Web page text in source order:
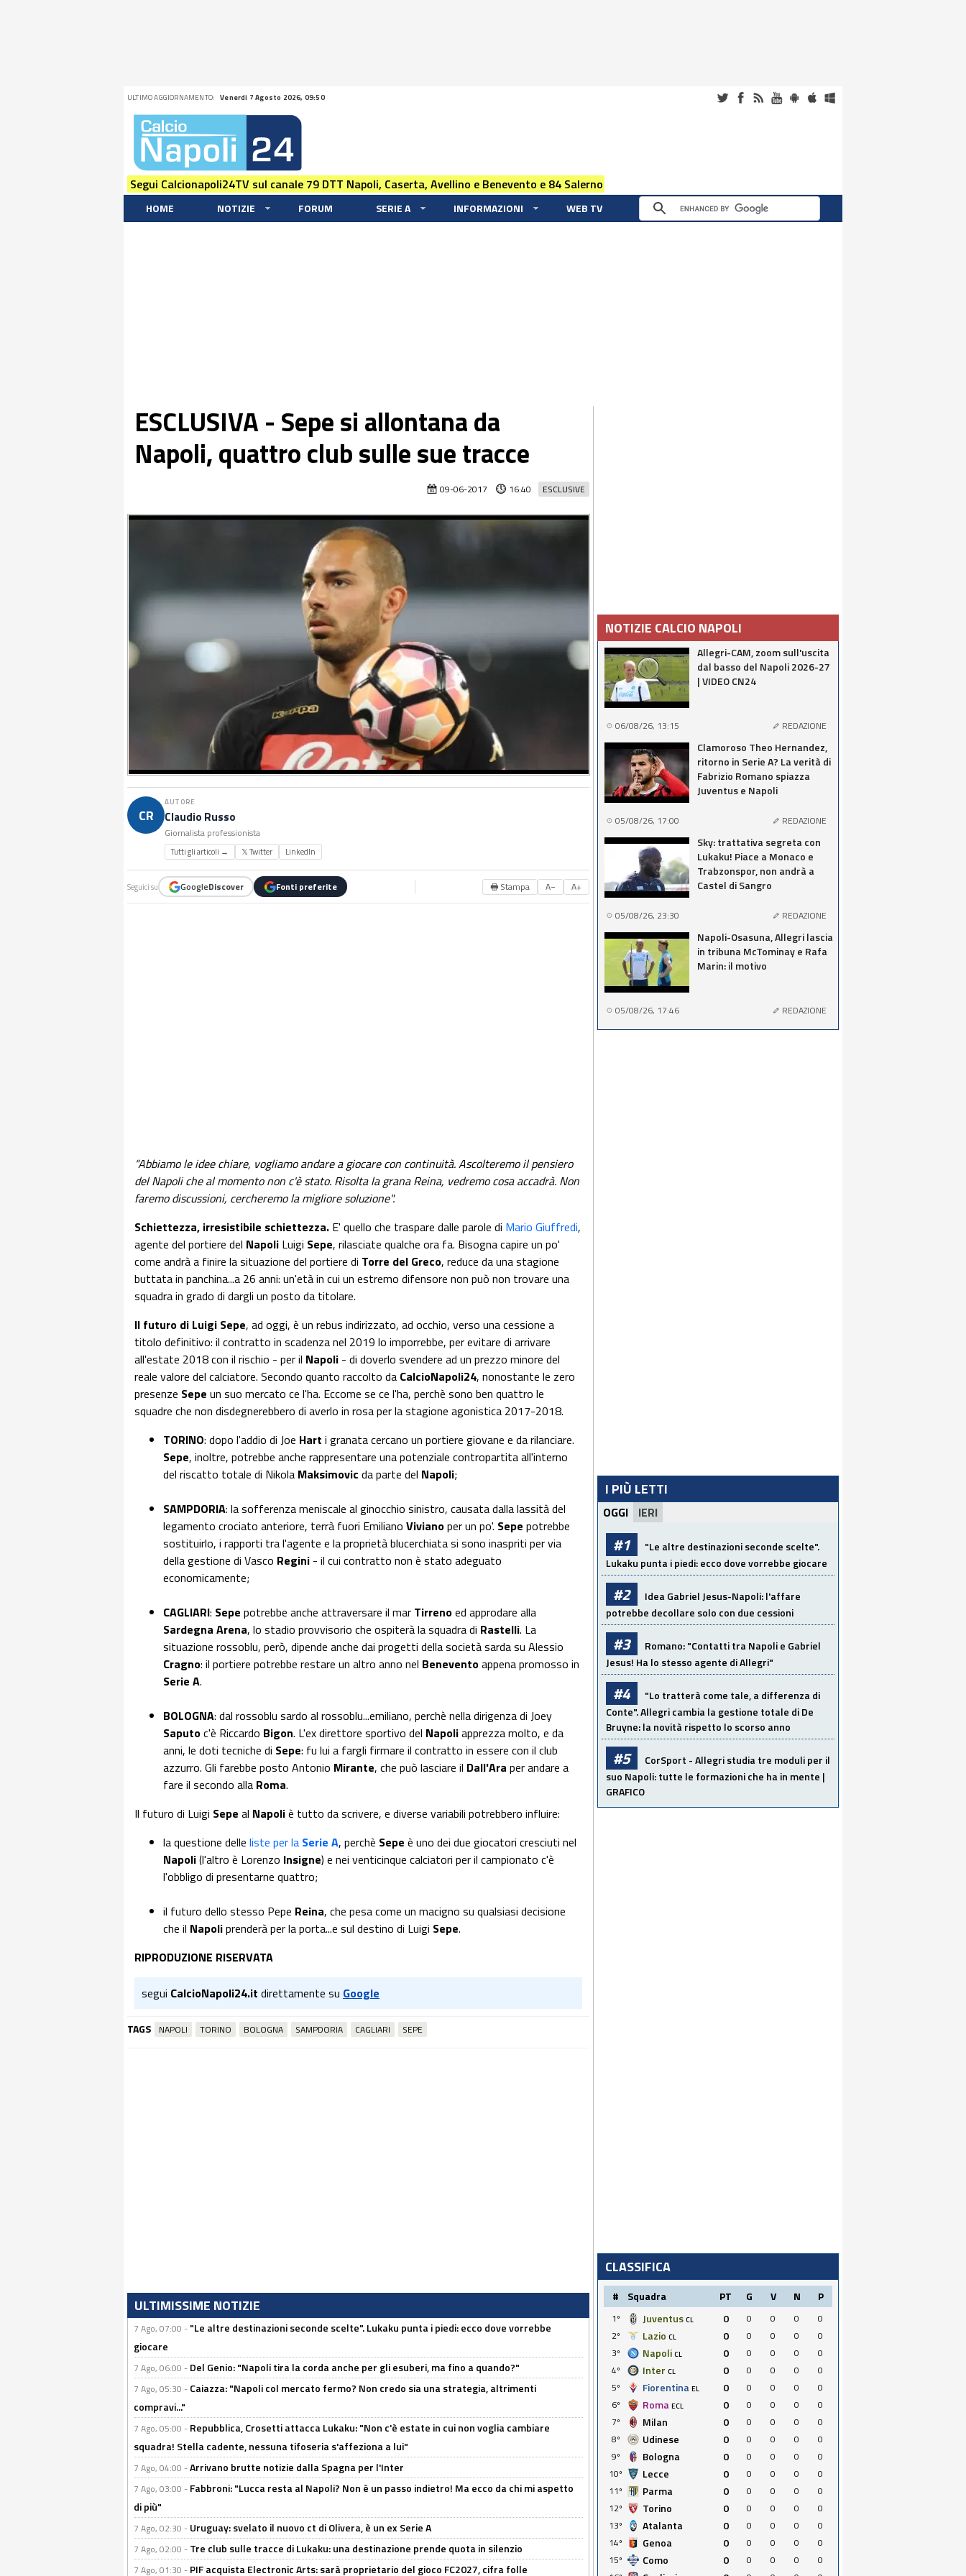
ULTIMO AGGIORNAMENTO: Venerdi 7 Agosto 2026, 09:50
Segui Calcionapoli24TV sul canale 79 DTT Napoli, Caserta, Avellino e Benevento e 84 Salerno
HOME NOTIZIE FORUM SERIE A INFORMAZIONI WEB TV
ESCLUSIVA - Sepe si allontana da
Napoli, quattro club sulle sue tracce
ESCLUSIVE
09-06-2017 16:40
CR
AUTORE
Claudio Russo
Giornalista professionista
Tutti gli articoli → 𝕏 Twitter LinkedIn
Seguici su GoogleDiscover Fonti preferite 🖶 Stampa A− A+
“Abbiamo le idee chiare, vogliamo andare a giocare con continuità. Ascolteremo il pensiero
del Napoli che al momento non c'è stato. Risolta la grana Reina, vedremo cosa accadrà. Non
faremo discussioni, cercheremo la migliore soluzione".
Schiettezza, irresistibile schiettezza. E' quello che traspare dalle parole di Mario Giuffredi,
agente del portiere del Napoli Luigi Sepe, rilasciate qualche ora fa. Bisogna capire un po'
come andrà a finire la situazione del portiere di Torre del Greco, reduce da una stagione
buttata in panchina...a 26 anni: un'età in cui un estremo difensore non può non trovare una
squadra in grado di dargli un posto da titolare.
Il futuro di Luigi Sepe, ad oggi, è un rebus indirizzato, ad occhio, verso una cessione a
titolo definitivo: il contratto in scadenza nel 2019 lo imporrebbe, per evitare di arrivare
all'estate 2018 con il rischio - per il Napoli - di doverlo svendere ad un prezzo minore del
reale valore del calciatore. Secondo quanto raccolto da CalcioNapoli24, nonostante le zero
presenze Sepe un suo mercato ce l'ha. Eccome se ce l'ha, perchè sono ben quattro le
squadre che non disdegnerebbero di averlo in rosa per la stagione agonistica 2017-2018.
TORINO: dopo l'addio di Joe Hart i granata cercano un portiere giovane e da rilanciare.
Sepe, inoltre, potrebbe anche rappresentare una potenziale contropartita all'interno
del riscatto totale di Nikola Maksimovic da parte del Napoli;
SAMPDORIA: la sofferenza meniscale al ginocchio sinistro, causata dalla lassità del
legamento crociato anteriore, terrà fuori Emiliano Vivianoper un po'. Sepe potrebbe
sostituirlo, i rapporti tra l'agente e la proprietà blucerchiata si sono inaspriti per via
della gestione di Vasco Regini - il cui contratto non è stato adeguato
economicamente;
CAGLIARI: Sepe potrebbe anche attraversare il mar Tirrenoed approdare alla
Sardegna Arena, lo stadio provvisorio che ospiterà la squadra di Rastelli. La
situazione rossoblu, però, dipende anche dai progetti della società sarda su Alessio
Cragno: il portiere potrebbe restare un altro anno nel Beneventoappena promosso in
Serie A.
BOLOGNA: dal rossoblu sardo al rossoblu...emiliano, perchè nella dirigenza di Joey
Saputoc'è Riccardo Bigon. L'ex direttore sportivo del Napoliapprezza molto, e da
anni, le doti tecniche di Sepe: fu lui a fargli firmare il contratto in essere con il club
azzurro. Gli farebbe posto Antonio Mirante, che può lasciare il Dall'Ara per andare a
fare il secondo alla Roma.
Il futuro di Luigi Sepe al Napoliè tutto da scrivere, e diverse variabili potrebbero influire:
la questione delle liste per la Serie A, perchè Sepe è uno dei due giocatori cresciuti nel
Napoli(l'altro è Lorenzo Insigne) e nei venticinque calciatori per il campionato c'è
l'obbligo di presentarne quattro;
il futuro dello stesso Pepe Reina, che pesa come un macigno su qualsiasi decisione
che il Napoliprenderà per la porta...e sul destino di Luigi Sepe.
RIPRODUZIONE RISERVATA
segui CalcioNapoli24.it direttamente su Google
TAGS NAPOLI TORINO BOLOGNA SAMPDORIA CAGLIARI SEPE
ULTIMISSIME NOTIZIE
7 Ago, 07:00 - "Le altre destinazioni seconde scelte". Lukaku punta i piedi: ecco dove vorrebbe
giocare
7 Ago, 06:00 - Del Genio: "Napoli tira la corda anche per gli esuberi, ma fino a quando?"
7 Ago, 05:30 - Caiazza: "Napoli col mercato fermo? Non credo sia una strategia, altrimenti
compravi..."
7 Ago, 05:00 - Repubblica, Crosetti attacca Lukaku: "Non c'è estate in cui non voglia cambiare
squadra! Stella cadente, nessuna tifoseria s'affeziona a lui"
7 Ago, 04:00 -Arrivano brutte notizie dalla Spagna per l'Inter
7 Ago, 03:00 - Fabbroni: "Lucca resta al Napoli? Non è un passo indietro! Ma ecco da chi mi aspetto
di più"
7 Ago, 02:30 - Uruguay: svelato il nuovo ct di Olivera, è un ex Serie A
7 Ago, 02:00 - Tre club sulle tracce di Lukaku: una destinazione prende quota in silenzio
7 Ago, 01:30 - PIF acquista Electronic Arts: sarà proprietario del gioco FC2027, cifra folle
NOTIZIE CALCIO NAPOLI
Allegri-CAM, zoom sull'uscita
dal basso del Napoli 2026-27
| VIDEO CN24
06/08/26, 13:15 REDAZIONE
Clamoroso Theo Hernandez,
ritorno in Serie A? La verità di
Fabrizio Romano spiazza
Juventus e Napoli
05/08/26, 17:00 REDAZIONE
Sky: trattativa segreta con
Lukaku! Piace a Monaco e
Trabzonspor, non andrà a
Castel di Sangro
05/08/26, 23:30 REDAZIONE
Napoli-Osasuna, Allegri lascia
in tribuna McTominay e Rafa
Marin: il motivo
05/08/26, 17:46 REDAZIONE
I PIÙ LETTI
OGGI IERI
#1
"Le altre destinazioni seconde scelte".
Lukaku punta i piedi: ecco dove vorrebbe giocare
#2
Idea Gabriel Jesus-Napoli: l'affare
potrebbe decollare solo con due cessioni
#3
Romano: "Contatti tra Napoli e Gabriel
Jesus! Ha lo stesso agente di Allegri"
#4
"Lo tratterà come tale, a differenza di
Conte". Allegri cambia la gestione totale di De
Bruyne: la novità rispetto lo scorso anno
#5
CorSport - Allegri studia tre moduli per il
suo Napoli: tutte le formazioni che ha in mente |
GRAFICO
CLASSIFICA
# Squadra PT G V N P
1º Juventus CL 0 0 0 0
0
2º
Lazio CL 0 0 0 0
0
3º
Napoli CL 0 0 0 0
0
4º
Inter CL 0 0 0 0
0
5º
Fiorentina EL 0 0 0 0
0
6º
Roma ECL 0 0 0 0
0
7º
Milan 0 0 0 0
0
8º
Udinese 0 0 0 0
0
9º
Bologna 0 0 0 0
0
10º
Lecce 0 0 0 0
0
11º
Parma 0 0 0 0
0
12º
Torino 0 0 0 0
0
13º
Atalanta 0 0 0 0
0
14º
Genoa 0 0 0 0
0
15º
Como 0 0 0 0
0